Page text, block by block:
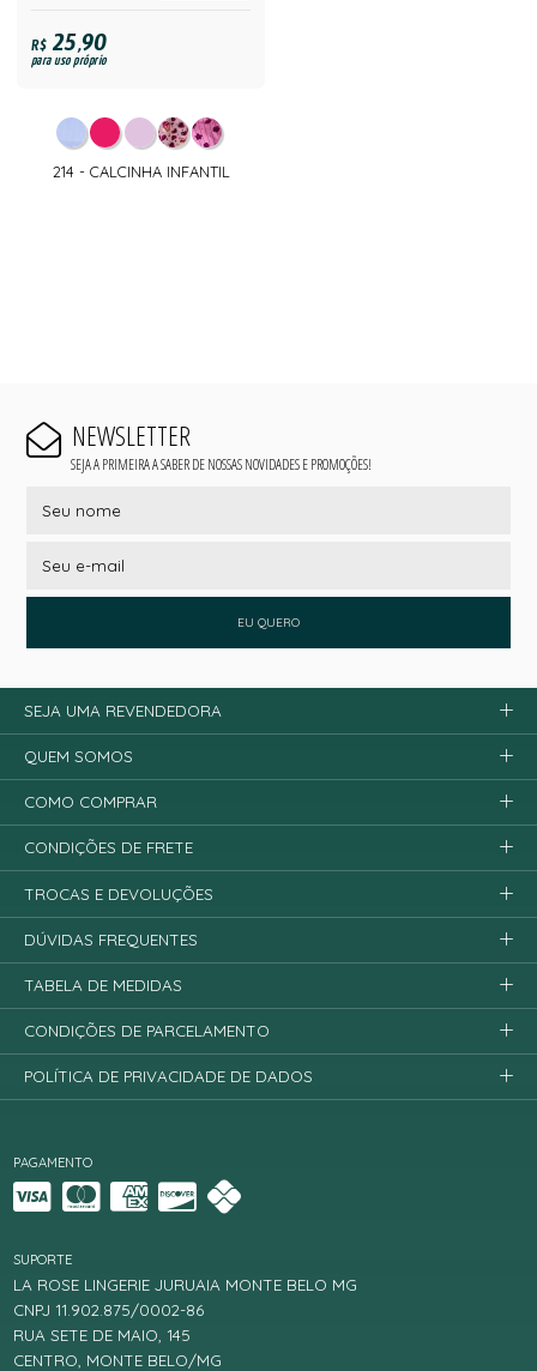
R$25,90
para uso próprio
214 - CALCINHA INFANTIL
NEWSLETTER
SEJA A PRIMEIRA A SABER DE NOSSAS NOVIDADES E PROMOÇÕES!
EU QUERO
PAGAMENTO
SUPORTE
LA ROSE LINGERIE JURUAIA MONTE BELO MG
CNPJ 11.902.875/0002-86
RUA SETE DE MAIO, 145
CENTRO, MONTE BELO/MG
SEJA UMA REVENDEDORA
QUEM SOMOS
COMO COMPRAR
CONDIÇÕES DE FRETE
TROCAS E DEVOLUÇÕES
DÚVIDAS FREQUENTES
TABELA DE MEDIDAS
CONDIÇÕES DE PARCELAMENTO
POLÍTICA DE PRIVACIDADE DE DADOS